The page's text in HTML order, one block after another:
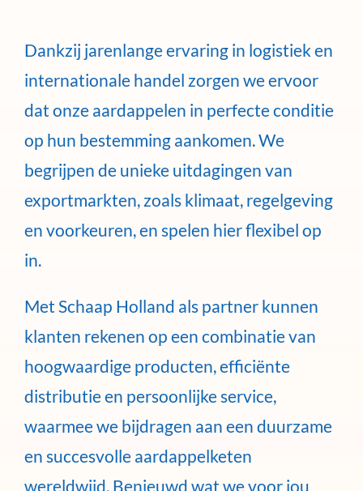
Dankzij jarenlange ervaring in logistiek en
internationale handel zorgen we ervoor
dat onze aardappelen in perfecte conditie
op hun bestemming aankomen. We
begrijpen de unieke uitdagingen van
exportmarkten, zoals klimaat, regelgeving
en voorkeuren, en spelen hier flexibel op
in.
Met Schaap Holland als partner kunnen
klanten rekenen op een combinatie van
hoogwaardige producten, efficiënte
distributie en persoonlijke service,
waarmee we bijdragen aan een duurzame
en succesvolle aardappelketen
wereldwijd. Benieuwd wat we voor jou